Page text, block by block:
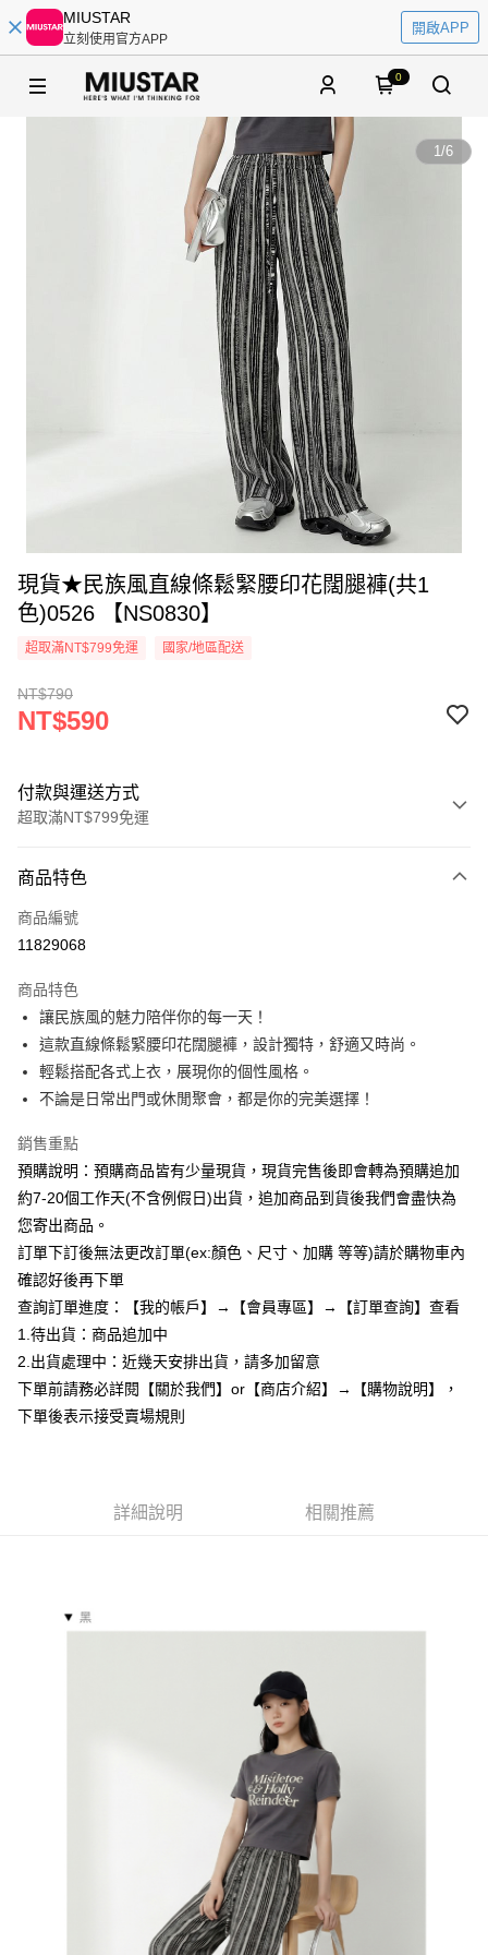
MIUSTAR
立刻使用官方APP
開啟APP
0
1/6
現貨★民族風直線條鬆緊腰印花闊腿褲(共1
色)0526 【NS0830】
超取滿NT$799免運 國家/地區配送
NT$790
NT$590
付款與運送方式
超取滿NT$799免運
信用卡一次付款
超商取貨付款
Apple Pay
街口支付
悠遊付
Google Pay
全支付
【關於「AFTEE先享後付」】
AFTEE先享後付是「在收到商品之後才付款」的支付方式。 讓您購物簡單
便利好安心！
１．簡單：不需註冊會員、不需綁卡、不需儲值。
２．便利：只要手機號碼，簡訊認證，即可結帳。
３．安心：先確認商品／服務後，再付款。
１．於結帳方式選擇「AFTEE先享後付」後，將跳轉至「AFTEE先享後付」
ATM／網路銀行／等多元方式進行付款，方視為交易完成。
※ 請注意：結帳手續完成當下不需立刻繳費，但若您需要取消訂單，請聯絡
客戶支援中心」
１．透過由恩沛科技股份有限公司提供之「AFTEE先享後付」服務完成之交
易，需依本服務之必要範圍內提供個人資料，並將交易相關給付款項請求債
２．關於個人資料處理事宜，請瀏覽以下網址：
３．未成年的使用者請事先徵得法定代理人或監護人之同意方可使用
「AFTEE先享後付」，若未經同意申辦者引起之損失，本公司不負相關責
４．使用「AFTEE先享後付」時，將依據個別帳號之用戶狀況，依本公司即
時審查核予不同之上限額度；若仍有額度不足之情形，本公司將視審查結果
５．嚴禁一人註冊多個帳號或使用他人資訊註冊。若發現惡意使用之情形，
恩沛科技股份有限公司將有權停止該用戶之使用額度並採取法律行動。
ATM付款
運送方式
全家付款取貨
每筆NT$85，滿NT$799(含以上)免運費
每筆NT$85，滿NT$799(含以上)免運費
每筆NT$85，滿NT$799(含以上)免運費
商品特色
商品編號
11829068
商品特色
讓民族風的魅力陪伴你的每一天！
這款直線條鬆緊腰印花闊腿褲，設計獨特，舒適又時尚。
輕鬆搭配各式上衣，展現你的個性風格。
不論是日常出門或休閒聚會，都是你的完美選擇！
銷售重點
預購說明：預購商品皆有少量現貨，現貨完售後即會轉為預購追加
約7-20個工作天(不含例假日)出貨，追加商品到貨後我們會盡快為
您寄出商品。
訂單下訂後無法更改訂單(ex:顏色、尺寸、加購 等等)請於購物車內
確認好後再下單
查詢訂單進度：【我的帳戶】→【會員專區】→【訂單查詢】查看
1.待出貨：商品追加中
2.出貨處理中：近幾天安排出貨，請多加留意
下單前請務必詳閱【關於我們】or【商店介紹】→【購物說明】，
下單後表示接受賣場規則
詳細說明 相關推薦